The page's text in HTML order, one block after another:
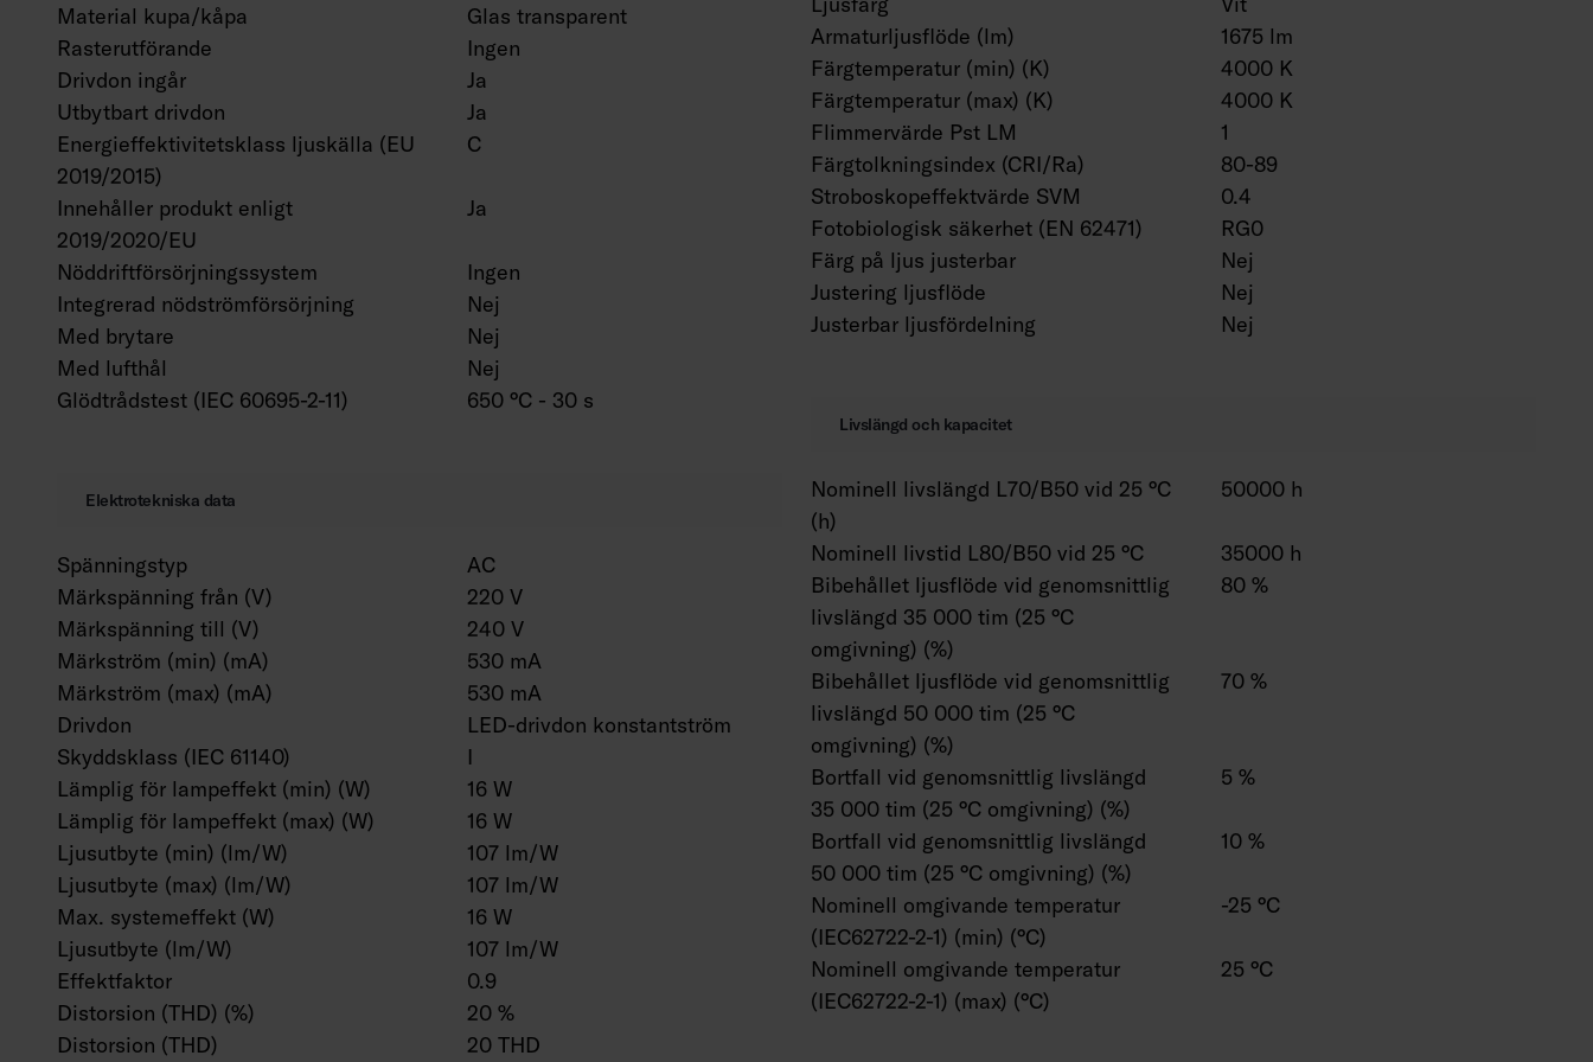
Material kupa/kåpa
Glas transparent
Rasterutförande
Ingen
Drivdon ingår
Ja
Utbytbart drivdon
Ja
Energieffektivitetsklass ljuskälla (EU
2019/2015)
C
Innehåller produkt enligt
2019/2020/EU
Ja
Nöddriftförsörjningssystem
Ingen
Integrerad nödströmförsörjning
Nej
Med brytare
Nej
Med lufthål
Nej
Glödtrådstest (IEC 60695-2-11)
650 °C - 30 s
Elektrotekniska data
Spänningstyp
AC
Märkspänning från (V)
220 V
Märkspänning till (V)
240 V
Märkström (min) (mA)
530 mA
Märkström (max) (mA)
530 mA
Drivdon
LED-drivdon konstantström
Skyddsklass (IEC 61140)
I
Lämplig för lampeffekt (min) (W)
16 W
Lämplig för lampeffekt (max) (W)
16 W
Ljusutbyte (min) (lm/W)
107 lm/W
Ljusutbyte (max) (lm/W)
107 lm/W
Max. systemeffekt (W)
16 W
Ljusutbyte (lm/W)
107 lm/W
Effektfaktor
0.9
Distorsion (THD) (%)
20 %
Distorsion (THD)
20 THD
Armaturljusflöde (lm)
1675 lm
Färgtemperatur (min) (K)
4000 K
Färgtemperatur (max) (K)
4000 K
Flimmervärde Pst LM
1
Färgtolkningsindex (CRI/Ra)
80-89
Stroboskopeffektvärde SVM
0.4
Fotobiologisk säkerhet (EN 62471)
RG0
Färg på ljus justerbar
Nej
Justering ljusflöde
Nej
Justerbar ljusfördelning
Nej
Livslängd och kapacitet
Nominell livslängd L70/B50 vid 25 °C
(h)
50000 h
Nominell livstid L80/B50 vid 25 °C
35000 h
Bibehållet ljusflöde vid genomsnittlig
livslängd 35 000 tim (25 °C
omgivning) (%)
80 %
Bibehållet ljusflöde vid genomsnittlig
livslängd 50 000 tim (25 °C
omgivning) (%)
70 %
Bortfall vid genomsnittlig livslängd
35 000 tim (25 °C omgivning) (%)
5 %
Bortfall vid genomsnittlig livslängd
50 000 tim (25 °C omgivning) (%)
10 %
Nominell omgivande temperatur
(IEC62722-2-1) (min) (°C)
-25 °C
Nominell omgivande temperatur
(IEC62722-2-1) (max) (°C)
25 °C